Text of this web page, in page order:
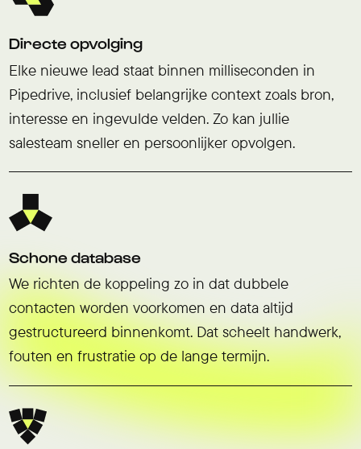
Directe opvolging
Elke nieuwe lead staat binnen milliseconden in
Pipedrive, inclusief belangrijke context zoals bron,
interesse en ingevulde velden. Zo kan jullie
salesteam sneller en persoonlijker opvolgen.
Schone database
We richten de koppeling zo in dat dubbele
contacten worden voorkomen en data altijd
gestructureerd binnenkomt. Dat scheelt handwerk,
fouten en frustratie op de lange termijn.